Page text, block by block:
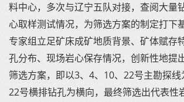
料中心，多次与辽宁五队对接，查阅大量
心取样测试情况，为筛选方案的制定打下
专家组立足矿床成矿地质背景、矿体赋存
孔分布、现场岩心保存情况，创新性地提
筛选方案，即以3、4、10、22号主勘探线
22号横排钻孔为横向，最终筛选出代表性